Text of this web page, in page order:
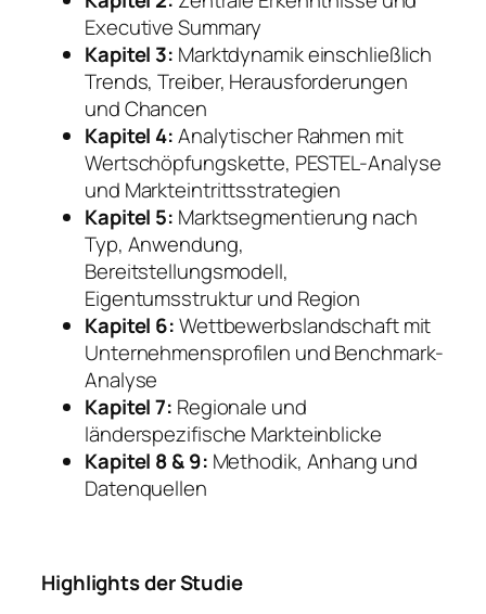
Executive Summary
Kapitel 3: Marktdynamik einschließlich
Trends, Treiber, Herausforderungen
und Chancen
Kapitel 4:Analytischer Rahmen mit
Wertschöpfungskette, PESTEL-Analyse
und Markteintrittsstrategien
Kapitel 5: Marktsegmentierung nach
Typ, Anwendung,
Bereitstellungsmodell,
Eigentumsstruktur und Region
Kapitel 6:Wettbewerbslandschaft mit
Unternehmensprofilen und Benchmark-
Analyse
Kapitel 7: Regionale und
länderspezifische Markteinblicke
Kapitel 8 & 9: Methodik, Anhang und
Datenquellen
Highlights der Studie